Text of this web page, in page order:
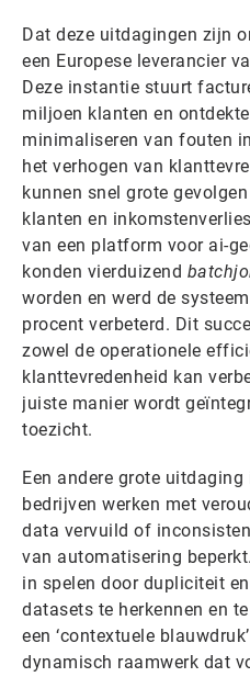
Dat deze uitdagingen zijn
een Europese leverancier
Deze instantie stuurt
miljoen klanten en
minimaliseren van fouten
het verhogen van
kunnen snel grote
klanten en
van een platform voor ai-
konden vierduizend
worden en werd de
procent verbeterd. Dit
zowel de operationele
klanttevredenheid kan
juiste manier wordt
toezicht.
Een andere grote uitdaging
bedrijven werken met
data vervuild of
van automatisering
in spelen door dupliciteit
datasets te herkennen en
een ‘contextuele
dynamisch raamwerk dat